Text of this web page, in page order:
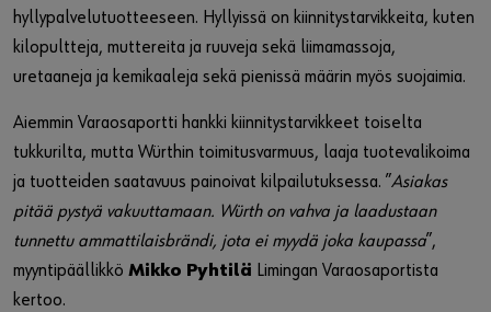
hyllypalvelutuotteeseen. Hyllyissä on kiinnitystarvikkeita, kuten
kilopultteja, muttereita ja ruuveja sekä liimamassoja,
uretaaneja ja kemikaaleja sekä pienissä määrin myös suojaimia.
Aiemmin Varaosaportti hankki kiinnitystarvikkeet toiselta
tukkurilta, mutta Würthin toimitusvarmuus, laaja tuotevalikoima
ja tuotteiden saatavuus painoivat kilpailutuksessa. ”Asiakas
pitää pystyä vakuuttamaan. Würth on vahva ja laadustaan
tunnettu ammattilaisbrändi, jota ei myydä joka kaupassa”,
myyntipäällikkö Mikko Pyhtilä Limingan Varaosaportista
kertoo.